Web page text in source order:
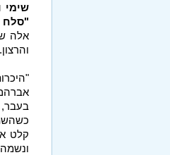
שימי
"סלח
אלה
והרצון.
קלט